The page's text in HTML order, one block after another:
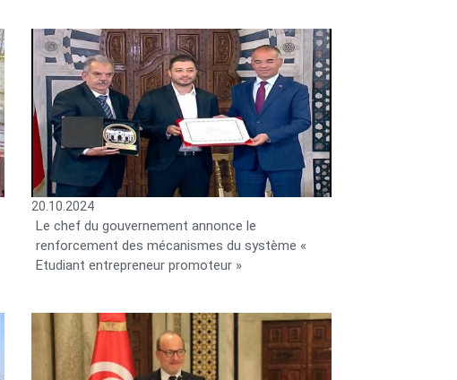
20.10.2024
Le chef du gouvernement annonce le
renforcement des mécanismes du système «
Etudiant entrepreneur promoteur »